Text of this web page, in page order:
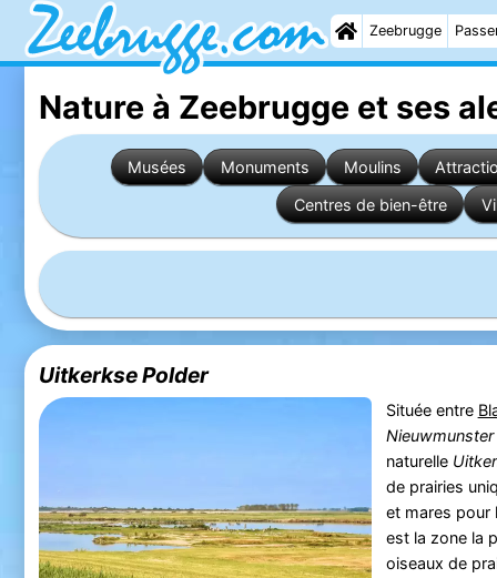
Zeebrugge
Nature à Zeebrugge et ses
Musées Monuments Moulins
Centres de bien-être
Uitkerkse Polder
Située entre
Nieuwmunster
naturelle
de prairies
et mares pour
est la zone la
oiseaux de